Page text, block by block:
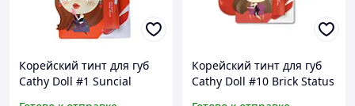
Корейский тинт для губ
Cathy Doll #1 Suncial
Корейский тинт для губ
Cathy Doll #10 Brick Status